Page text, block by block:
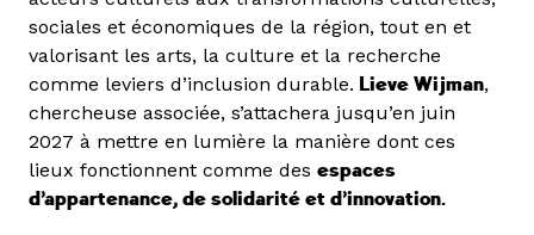
sociales et économiques de la région, tout en et
valorisant les arts, la culture et la recherche
comme leviers d’inclusion durable. Lieve Wijman,
chercheuse associée, s’attachera jusqu’en juin
2027 à mettre en lumière la manière dont ces
lieux fonctionnent comme des espaces
d’appartenance, de solidarité et d’innovation.